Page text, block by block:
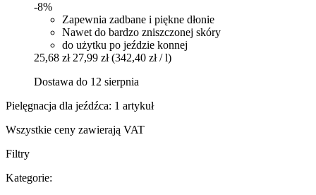
-8%
Zapewnia zadbane i piękne dłonie
Nawet do bardzo zniszczonej skóry
do użytku po jeździe konnej
25,68 zł 27,99 zł (342,40 zł / l)
Dostawa do 12 sierpnia
Pielęgnacja dla jeźdźca: 1 artykuł
Wszystkie ceny zawierają VAT
Filtry
Kategorie: